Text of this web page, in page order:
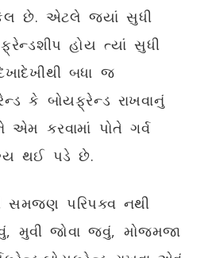
છે. એટલે જ્યાં સુધી
હોય ત્યાં સુધી
બધા જ
કે બોયફ્રેન્ડ રાખવાનું
કરવામાં પોતે ગર્વ
થઈ પડે છે.
સમજણ પરિપક્વ નથી
મુવી જોવા જવું, મોજમજા